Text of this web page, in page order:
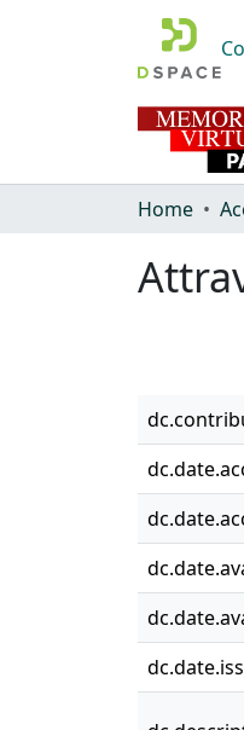
Home